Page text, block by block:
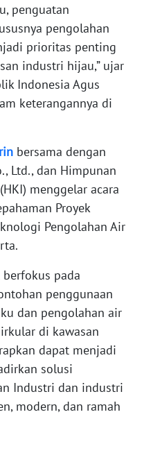
penguatan
pengolahan
prioritas penting
industri hijau,” ujar
Indonesia Agus
keterangannya di
bersama dengan
Ltd., dan Himpunan
menggelar acara
Proyek
Pengolahan Air
pada
penggunaan
dan pengolahan air
di kawasan
dapat menjadi
solusi
Industri dan industri
modern, dan ramah